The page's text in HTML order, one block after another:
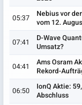
05:37
Nebius vor
vom 12.
07:41
D-Wave
Umsatz?
04:41
Ams Osram
Rekord-
06:50
IonQ Aktie:
Abschluss